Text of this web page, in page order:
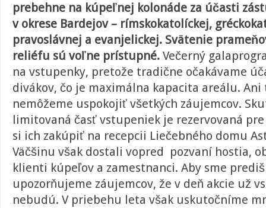
prebehne na kúpeľnej kolonáde za účasti
v okrese Bardejov – rímskokatolíckej,
pravoslávnej a evanjelickej. Svätenie
reliéfu sú voľne prístupné. Večerný
na vstupenky, pretože tradične očakávame
divákov, čo je maximálna kapacita areálu.
nemôžeme uspokojiť všetkých záujemcov.
limitovaná časť vstupeniek je rezervovaná
si ich zakúpiť na recepcii Liečebného domu
Väčšinu však dostali vopred pozvaní hostia,
klienti kúpeľov a zamestnanci. Aby sme
upozorňujeme záujemcov, že v deň akcie už
nebudú. V priebehu leta však uskutočníme